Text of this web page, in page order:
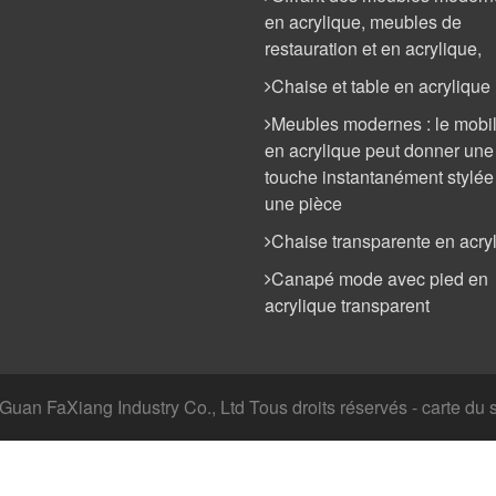
en acrylique, meubles de
restauration et en acrylique,
Chaise et table en acrylique
Meubles modernes : le
en acrylique peut donner une
touche instantanément
une pièce
Chaise transparente en
Canapé mode avec pied en
acrylique transparent
FaXiang Industry Co., Ltd Tous droits réservés - carte du